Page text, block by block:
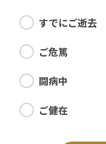
すでにご逝去
ご危篤
闘病中
ご健在